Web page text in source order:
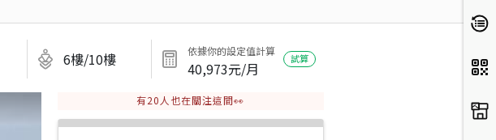
6樓/10樓 依據你的設定值計算
40,973元/月
試算
有20 人也在關注這間👀